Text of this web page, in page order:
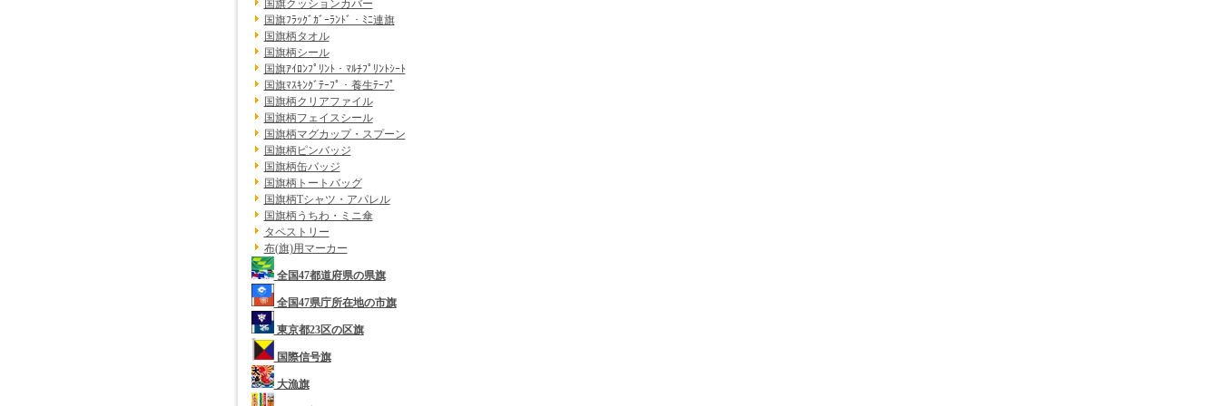
国旗クッションカバー
国旗ﾌﾗｯｸﾞｶﾞｰﾗﾝﾄﾞ・ﾐﾆ連旗
国旗柄タオル
国旗柄シール
国旗ｱｲﾛﾝﾌﾟﾘﾝﾄ・ﾏﾙﾁﾌﾟﾘﾝﾄｼｰﾄ
国旗ﾏｽｷﾝｸﾞﾃｰﾌﾟ・養生ﾃｰﾌﾟ
国旗柄クリアファイル
国旗柄フェイスシール
国旗柄マグカップ・スプーン
国旗柄ピンバッジ
国旗柄缶バッジ
国旗柄トートバッグ
国旗柄Tシャツ・アパレル
国旗柄うちわ・ミニ傘
タペストリー
布(旗)用マーカー
全国47都道府県の県旗
全国47県庁所在地の市旗
東京都23区の区旗
国際信号旗
大漁旗